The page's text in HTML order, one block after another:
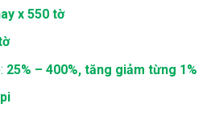
x 550 tờ
25% – 400%, tăng giảm từng 1%